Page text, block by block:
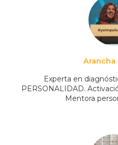
Arancha
Experta en
PERSONALIDAD.
Mentora